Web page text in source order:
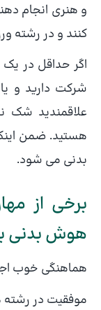
و هنری انجام
کنند و در رشته
اگر حداقل در
شرکت دارید و
علاقمندید شک
هستید. ضمن
بدنی می شود.
برخی از
هوش بدنی
هماهنگی خوب
موفقیت در